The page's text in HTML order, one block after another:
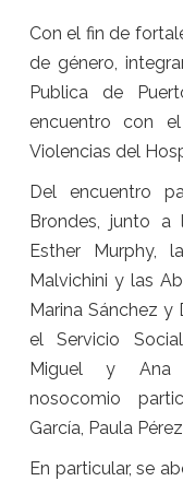
Con el fin de
de género,
Publica de
encuentro con
Violencias del
Del encuentro
Brondes, junto a
Esther Murphy,
Malvichini y las
Marina Sánchez
el Servicio
Miguel y Ana
nosocomio
García, Paula
En particular, se